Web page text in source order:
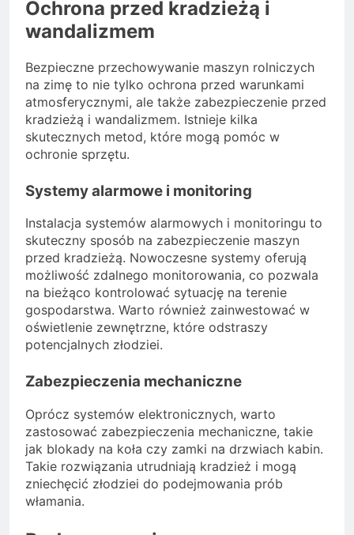
Ochrona przed kradzieżą i
wandalizmem
Bezpieczne przechowywanie maszyn rolniczych
na zimę to nie tylko ochrona przed warunkami
atmosferycznymi, ale także zabezpieczenie przed
kradzieżą i wandalizmem. Istnieje kilka
skutecznych metod, które mogą pomóc w
ochronie sprzętu.
Systemy alarmowe i monitoring
Instalacja systemów alarmowych i monitoringu to
skuteczny sposób na zabezpieczenie maszyn
przed kradzieżą. Nowoczesne systemy oferują
możliwość zdalnego monitorowania, co pozwala
na bieżąco kontrolować sytuację na terenie
gospodarstwa. Warto również zainwestować w
oświetlenie zewnętrzne, które odstraszy
potencjalnych złodziei.
Zabezpieczenia mechaniczne
Oprócz systemów elektronicznych, warto
zastosować zabezpieczenia mechaniczne, takie
jak blokady na koła czy zamki na drzwiach kabin.
Takie rozwiązania utrudniają kradzież i mogą
zniechęcić złodziei do podejmowania prób
włamania.